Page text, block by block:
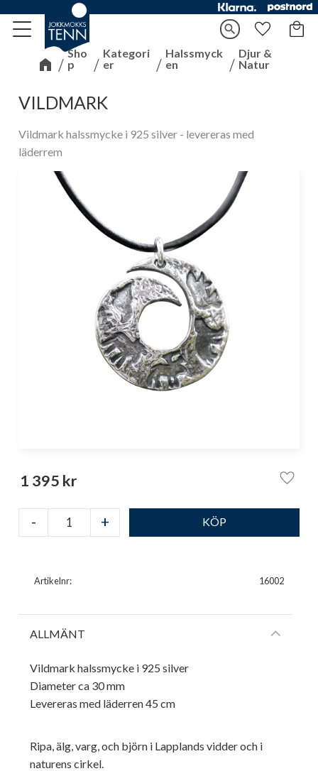
Meny search Favoriter
Sho
p
Kategori
er
Halssmyck
en
Djur &
Natur
VILDMARK
Vildmark halssmycke i 925 silver - levereras med
läderrem
1 395 kr
+
-
Lägg
Artikelnr 16002
ALLMÄNT
Vildmark halssmycke i 925 silver
Diameter ca 30 mm
Levereras med läderren 45 cm
Ripa, älg, varg, och björn i Lapplands vidder och i
naturens cirkel.